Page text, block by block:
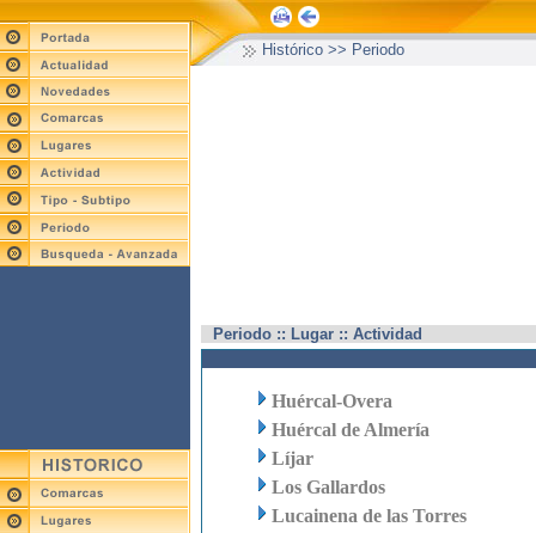
Histórico >> Periodo
Periodo :: Lugar :: Actividad
Huércal-Overa
Huércal de Almería
Líjar
Los Gallardos
Lucainena de las Torres